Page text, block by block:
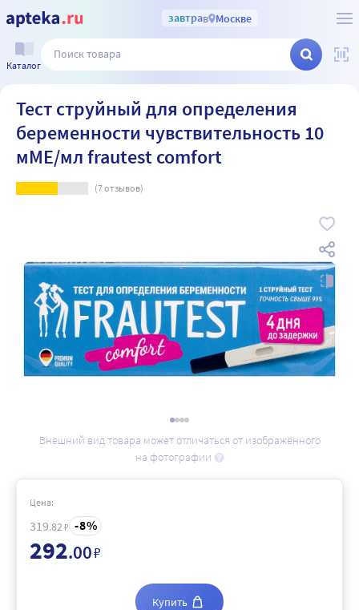
завтрав Москве
Каталог
Тест струйный для определения
беременности чувствительность 10
мМЕ/мл frautest comfort
(7отзывов)
Внешний вид товара может отличаться от изображённого
на фотографии
Цена:
319.82 ₽ 8
292.00₽
Купить